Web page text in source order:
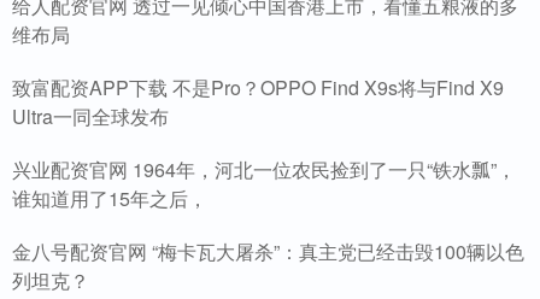
给人配资官网 透过一见倾心中国香港上市，看懂五粮液的多
维布局
致富配资APP下载 不是Pro？OPPO Find X9s将与Find X9
Ultra一同全球发布
兴业配资官网 1964年，河北一位农民捡到了一只“铁水瓢”，
谁知道用了15年之后，
金八号配资官网 “梅卡瓦大屠杀”：真主党已经击毁100辆以色
列坦克？